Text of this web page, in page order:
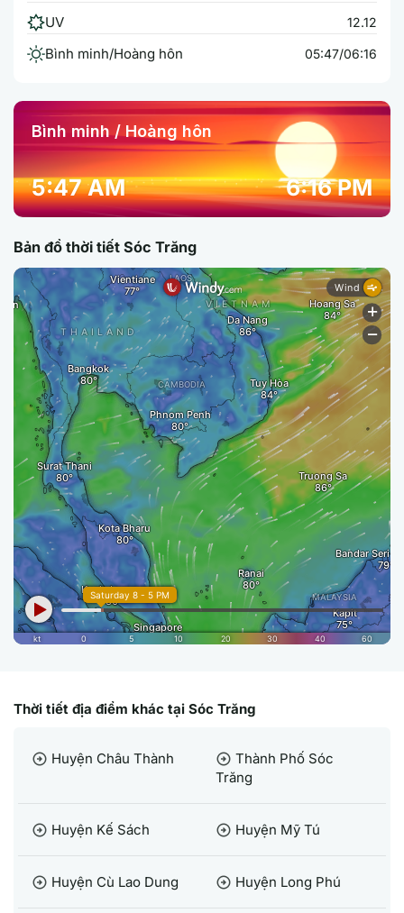
UV 12.12
Bình minh/Hoàng hôn 05:47/06:16
Bình minh / Hoàng hôn
5:47 AM 6:16 PM
Bản đồ thời tiết Sóc Trăng
Thời tiết địa điểm khác tại Sóc Trăng
arrow_circle_right Huyện Châu Thành arrow_circle_right Thành Phố Sóc
Trăng
arrow_circle_right Huyện Kế Sách arrow_circle_right Huyện Mỹ Tú
arrow_circle_right Huyện Cù Lao Dung arrow_circle_right Huyện Long Phú